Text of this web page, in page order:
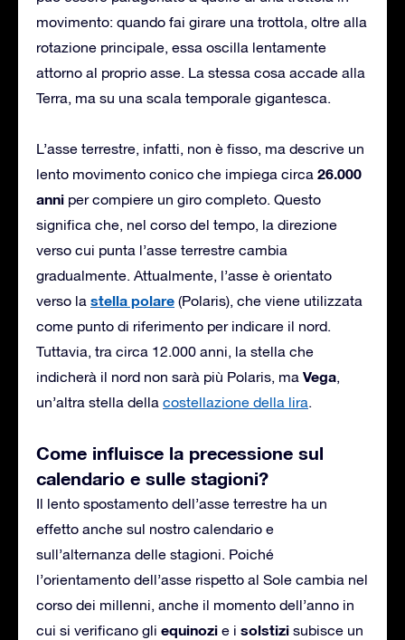
movimento: quando fai girare una trottola, oltre alla
rotazione principale, essa oscilla lentamente
attorno al proprio asse. La stessa cosa accade alla
Terra, ma su una scala temporale gigantesca.
L’asse terrestre, infatti, non è fisso, ma descrive un
lento movimento conico che impiega circa 26.000
anni per compiere un giro completo. Questo
significa che, nel corso del tempo, la direzione
verso cui punta l’asse terrestre cambia
gradualmente. Attualmente, l’asse è orientato
verso la stella polare (Polaris), che viene utilizzata
come punto di riferimento per indicare il nord.
Tuttavia, tra circa 12.000 anni, la stella che
indicherà il nord non sarà più Polaris, ma Vega,
un’altra stella della costellazione della lira.
Come influisce la precessione sul
calendario e sulle stagioni?
Il lento spostamento dell’asse terrestre ha un
effetto anche sul nostro calendario e
sull’alternanza delle stagioni. Poiché
l’orientamento dell’asse rispetto al Sole cambia nel
corso dei millenni, anche il momento dell’anno in
cui si verificano gli equinozi e i solstizi subisce un